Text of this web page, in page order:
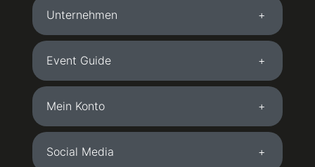
Unternehmen
Event Guide
Mein Konto
Social Media